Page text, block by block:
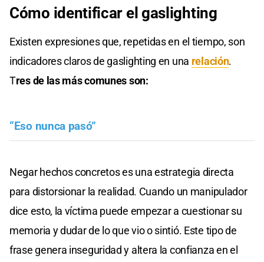
Cómo identificar el gaslighting
Existen expresiones que, repetidas en el tiempo, son
indicadores claros de gaslighting en una relación.
Tres de las más comunes son:
“Eso nunca pasó”
Negar hechos concretos es una estrategia directa
para distorsionar la realidad. Cuando un manipulador
dice esto, la víctima puede empezar a cuestionar su
memoria y dudar de lo que vio o sintió. Este tipo de
frase genera inseguridad y altera la confianza en el